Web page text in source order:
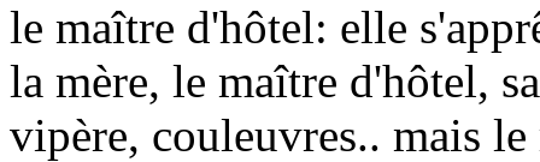
le maître d'hôtel: elle
la mère, le maître d'hôtel,
vipère, couleuvres.. mais